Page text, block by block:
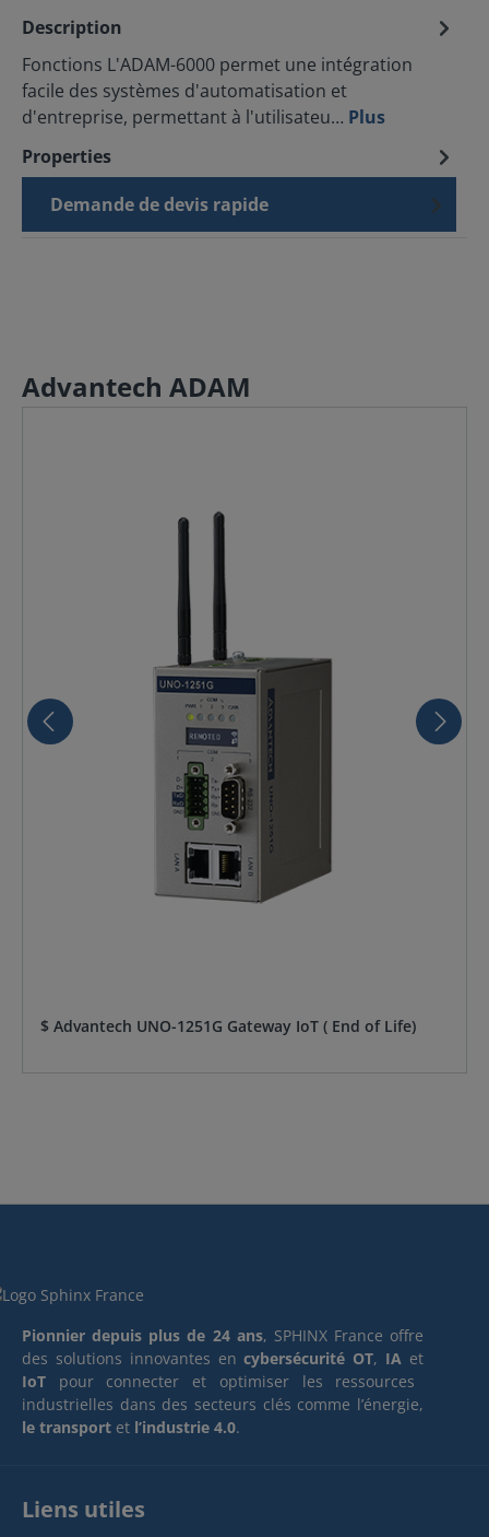
Description
Fonctions L'ADAM-6000 permet une intégration
facile des systèmes d'automatisation et
d'entreprise, permettant à l'utilisateu… Plus
Properties
Demande de devis rapide
Advantech ADAM
$ Advantech UNO-1251G Gateway IoT ( End of Life)
Pionnier depuis plus de 24 ans, SPHINX France offre
des solutions innovantes encybersécurité OT, IA et
IoT pour connecter et optimiser les ressources
industrielles dans des secteurs clés comme l’énergie,
le transport et l’industrie 4.0.
Liens utiles